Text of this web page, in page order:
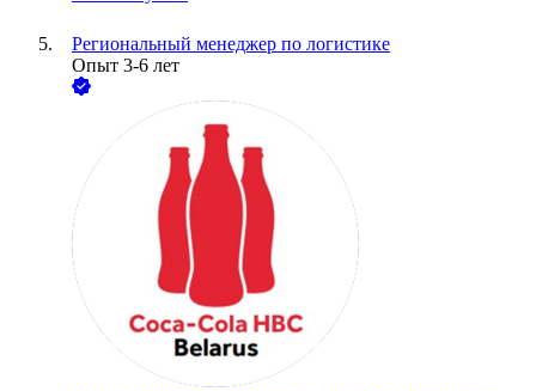
Региональный менеджер по логистике
Опыт 3-6 лет